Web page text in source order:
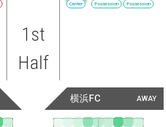
Center Possession Possession
1st
Half
AWAY
横浜FC